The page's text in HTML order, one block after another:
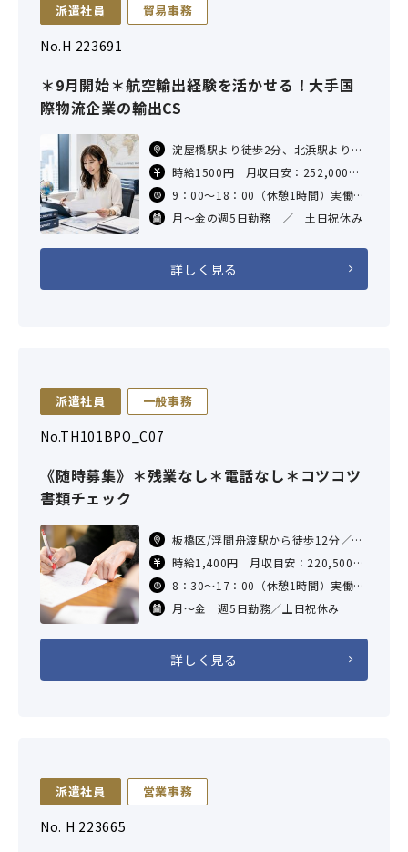
派遣社員 貿易事務
No.H 223691
＊9月開始＊航空輸出経験を活かせる！大手国
際物流企業の輸出CS
淀屋橋駅より徒歩2分、北浜駅より徒
歩5分、大江橋駅より徒歩6分、なに
わ橋駅より徒歩8分、肥後橋駅より徒
歩11分、堺筋本町駅より
時給1500円 月収目安：252,000
交通費：規定内支給
9：00～18：00（休憩1時間）実働8
時間
月～金の週5日勤務 ／ 土日祝休み
詳しく見る
派遣社員 一般事務
No.TH101BPO_C07
《随時募集》＊残業なし＊電話なし＊コツコツ
書類チェック
板橋区/浮間舟渡駅から徒歩12分／志
村坂上駅から徒歩15分／蓮根駅から
徒歩13分／志村三丁目駅から徒歩13
分
時給1,400円 月収目安：220,500円
（×7.5H×21日勤務の場合）
交通費支給あり（社内規定による）
8：30～17：00（休憩1時間）実働7
時間30分
月～金 週5日勤務／土日祝休み
詳しく見る
派遣社員 営業事務
No. H 223665